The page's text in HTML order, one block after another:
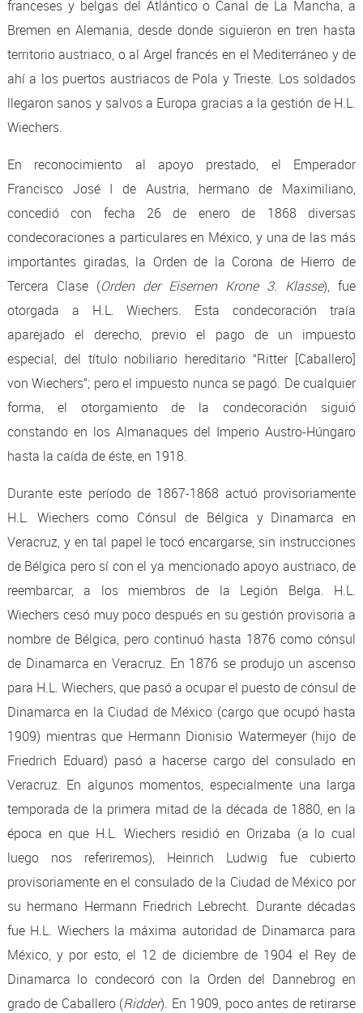
franceses y belgas del Atlántico o Canal de La Mancha, a
Bremen en Alemania, desde donde siguieron en tren hasta
territorio austriaco, o al Argel francés en el Mediterráneo y de
ahí a los puertos austriacos de Pola y Trieste. Los soldados
llegaron sanos y salvos a Europa gracias a la gestión de H.L.
Wiechers.
En reconocimiento al apoyo prestado, el Emperador
Francisco José I de Austria, hermano de Maximiliano,
concedió con fecha 26 de enero de 1868 diversas
condecoraciones a particulares en México, y una de las más
importantes giradas, la Orden de la Corona de Hierro de
Tercera Clase (Orden der Eisernen Krone 3. Klasse), fue
otorgada a H.L. Wiechers. Esta condecoración traía
aparejado el derecho, previo el pago de un impuesto
especial, del título nobiliario hereditario “Ritter [Caballero]
von Wiechers”; pero el impuesto nunca se pagó. De cualquier
forma, el otorgamiento de la condecoración siguió
constando en los Almanaques del Imperio Austro-Húngaro
hasta la caída de éste, en 1918.
Durante este período de 1867-1868 actuó provisoriamente
H.L. Wiechers como Cónsul de Bélgica y Dinamarca en
Veracruz, y en tal papel le tocó encargarse, sin instrucciones
de Bélgica pero sí con el ya mencionado apoyo austriaco, de
reembarcar, a los miembros de la Legión Belga. H.L.
Wiechers cesó muy poco después en su gestión provisoria a
nombre de Bélgica, pero continuó hasta 1876 como cónsul
de Dinamarca en Veracruz. En 1876 se produjo un ascenso
para H.L. Wiechers, que pasó a ocupar el puesto de cónsul de
Dinamarca en la Ciudad de México (cargo que ocupó hasta
1909) mientras que Hermann Dionisio Watermeyer (hijo de
Friedrich Eduard) pasó a hacerse cargo del consulado en
Veracruz. En algunos momentos, especialmente una larga
temporada de la primera mitad de la década de 1880, en la
época en que H.L. Wiechers residió en Orizaba (a lo cual
luego nos referiremos), Heinrich Ludwig fue cubierto
provisoriamente en el consulado de la Ciudad de México por
su hermano Hermann Friedrich Lebrecht. Durante décadas
fue H.L. Wiechers la máxima autoridad de Dinamarca para
México, y por esto, el 12 de diciembre de 1904 el Rey de
Dinamarca lo condecoró con la Orden del Dannebrog en
grado de Caballero (Ridder). En 1909, poco antes de retirarse